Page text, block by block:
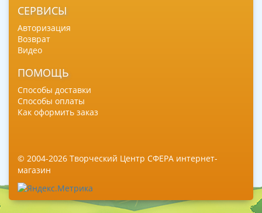
СЕРВИСЫ
Авторизация
Возврат
Видео
ПОМОЩЬ
Способы доставки
Способы оплаты
Как оформить заказ
© 2004-2026 Творческий Центр СФЕРА интернет-
магазин